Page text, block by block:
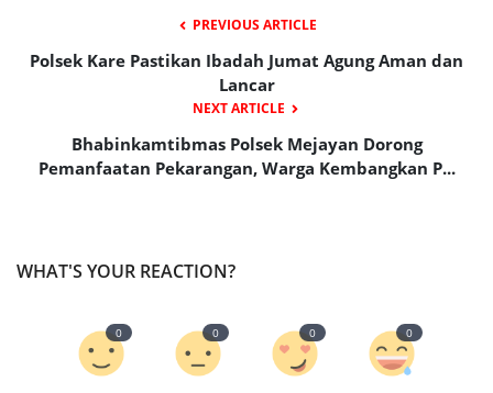
PREVIOUS ARTICLE
Polsek Kare Pastikan Ibadah Jumat Agung Aman dan
Lancar
NEXT ARTICLE
Bhabinkamtibmas Polsek Mejayan Dorong
Pemanfaatan Pekarangan, Warga Kembangkan P...
WHAT'S YOUR REACTION?
0 0 0 0